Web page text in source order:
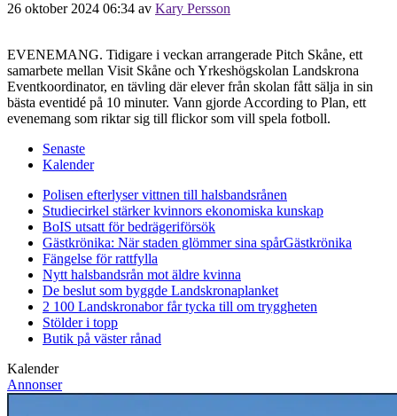
26 oktober 2024 06:34 av Kary Persson
EVENEMANG. Tidigare i veckan arrangerade Pitch Skåne, ett
samarbete mellan Visit Skåne och Yrkeshögskolan Landskrona
Eventkoordinator, en tävling där elever från skolan fått sälja in sin
bästa eventidé på 10 minuter. Vann gjorde According to Plan, ett
evenemang som riktar sig till flickor som vill spela fotboll.
Senaste
Kalender
Polisen efterlyser vittnen till halsbandsrånen
Studiecirkel stärker kvinnors ekonomiska kunskap
BoIS utsatt för bedrägeriförsök
Gästkrönika: När staden glömmer sina spårGästkrönika
Fängelse för rattfylla
Nytt halsbandsrån mot äldre kvinna
De beslut som byggde Landskronaplanket
2 100 Landskronabor får tycka till om tryggheten
Stölder i topp
Butik på väster rånad
Kalender
Annonser